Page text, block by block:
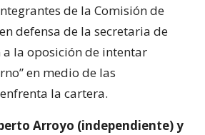
de la Comisión de
defensa de la secretaria de
a la oposición de intentar
en medio de las
la cartera.
Arroyo (independiente) y